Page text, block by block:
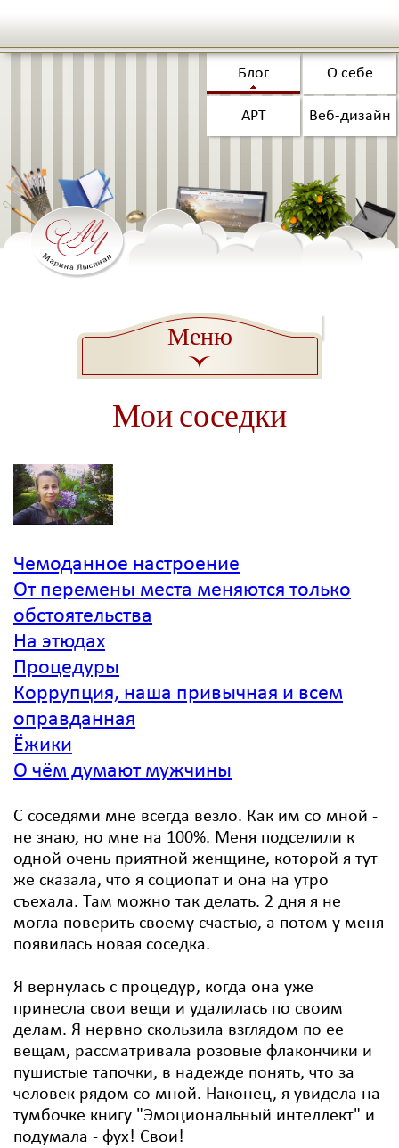
Блог О себе
АРТ Веб-дизайн
Меню
a
Мои соседки
Чемоданное настроение
От перемены места меняются только
обстоятельства
На этюдах
Процедуры
Коррупция, наша привычная и всем
оправданная
Ёжики
О чём думают мужчины
С соседями мне всегда везло. Как им со мной -
не знаю, но мне на 100%. Меня подселили к
одной очень приятной женщине, которой я тут
же сказала, что я социопат и она на утро
съехала. Там можно так делать. 2 дня я не
могла поверить своему счастью, а потом у меня
появилась новая соседка.
Я вернулась с процедур, когда она уже
принесла свои вещи и удалилась по своим
делам. Я нервно скользила взглядом по ее
вещам, рассматривала розовые флакончики и
пушистые тапочки, в надежде понять, что за
человек рядом со мной. Наконец, я увидела на
тумбочке книгу "Эмоциональный интеллект" и
подумала - фух! Свои!